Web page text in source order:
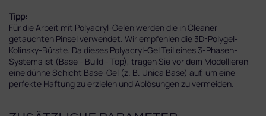
Tipp:
Für die Arbeit mit Polyacryl-Gelen werden die in Cleaner
getauchten Pinsel verwendet. Wir empfehlen die 3D-Polygel-
Kolinsky-Bürste. Da dieses Polyacryl-Gel Teil eines 3-Phasen-
Systems ist (Base - Build - Top), tragen Sie vor dem Modellieren
eine dünne Schicht Base-Gel (z. B. Unica Base) auf, um eine
perfekte Haftung zu erzielen und Ablösungen zu vermeiden.